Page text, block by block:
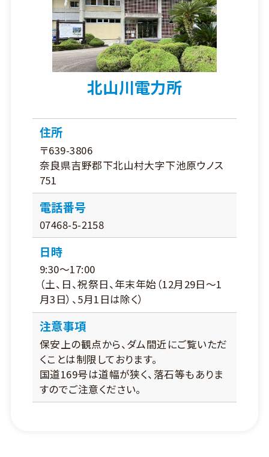
北山川電力所
住所
〒639-3806
奈良県吉野郡下北山村大字下池原ウノス
751
電話番号
07468-5-2158
日時
9:30～17:00
（土、日、祝祭日、年末年始（12月29日～1
月3日）、5月1日は除く）
注意事項
保安上の観点から、ダム間近にご覧いただ
くことは制限しております。
国道169号は道幅が狭く、落石等もありま
すのでご注意ください。